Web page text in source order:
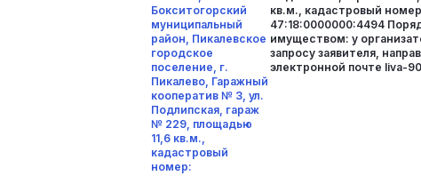
Бокситогорский
муниципальный
район, Пикалевское
городское
поселение, г.
Пикалево, Гаражный
кооператив № 3, ул.
Подлипская, гараж
№ 229, площадью
11,6 кв.м.,
кадастровый
номер:
кв.м., кадастровый
47:18:0000000:4494
имуществом: у
запросу заявителя,
электронной почте liva-